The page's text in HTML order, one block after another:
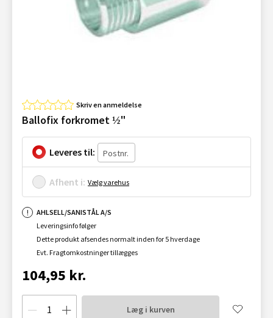
Skriv en anmeldelse
Ballofix forkromet ½"
Leveres til:
Afhent i: Vælg varehus
AHLSELL/SANISTÅL A/S
Leveringsinfo følger
Dette produkt afsendes normalt inden for 5 hverdage
Evt. Fragtomkostninger tillægges
104,95 kr.
Læg i kurven